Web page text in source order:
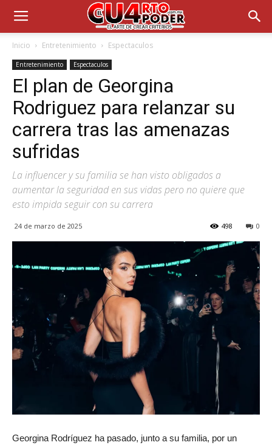
Inicio Entretenimiento Espectaculos
Entretenimiento Espectaculos
El plan de Georgina
Rodriguez para relanzar su
carrera tras las amenazas
sufridas
La influencer y su familia se han visto obligados a
aumentar la seguridad en sus vidas pero no quiere que
esto impida seguir con su carrera
24 de marzo de 2025 0
498
Georgina Rodríguez ha pasado, junto a su familia, por un